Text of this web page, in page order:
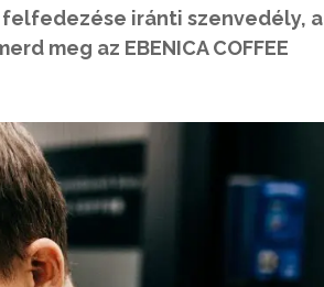
iránti szenvedély, a
meg az EBENICA COFFEE